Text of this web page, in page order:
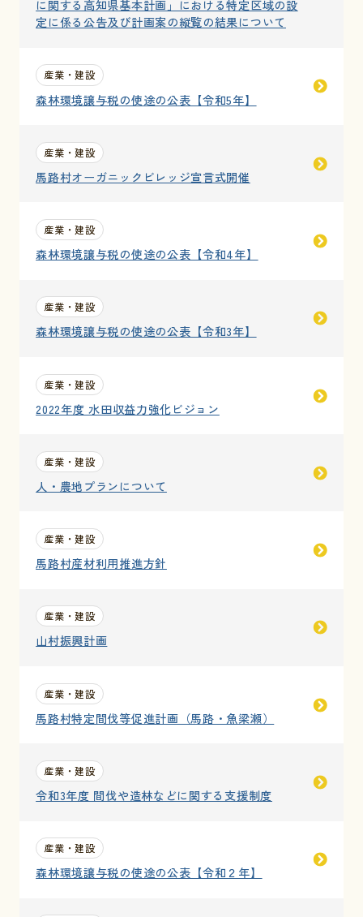
に関する高知県基本計画」における特定区域の設
定に係る公告及び計画案の縦覧の結果について
産業・建設
森林環境譲与税の使途の公表【令和5年】
産業・建設
馬路村オーガニックビレッジ宣言式開催
産業・建設
森林環境譲与税の使途の公表【令和4年】
産業・建設
森林環境譲与税の使途の公表【令和3年】
産業・建設
2022年度 水田収益力強化ビジョン
産業・建設
人・農地プランについて
産業・建設
馬路村産材利用推進方針
産業・建設
山村振興計画
産業・建設
馬路村特定間伐等促進計画（馬路・魚梁瀬）
産業・建設
令和3年度 間伐や造林などに関する支援制度
産業・建設
森林環境譲与税の使途の公表【令和２年】